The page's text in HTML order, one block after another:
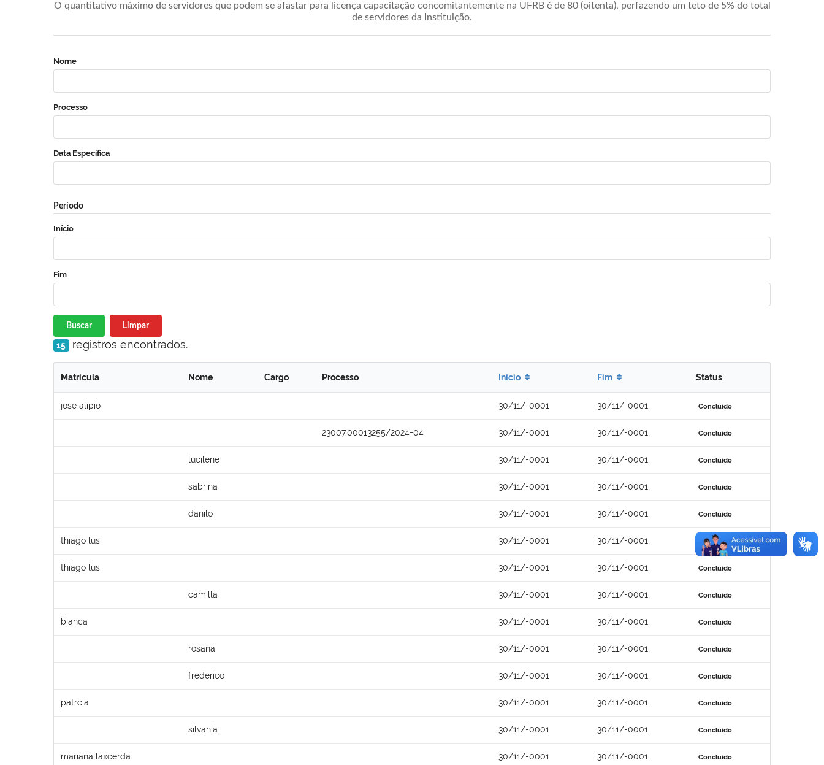
O quantitativo máximo de servidores que podem se afastar para licença capacitação concomitantemente na UFRB é de 80 (oitenta), perfazendo um teto de 5% do total
de servidores da Instituição.
Nome
Processo
Data Específica
Período
Início
Fim
Buscar Limpar
15 registros encontrados.
Matrícula Nome Cargo Processo Início Fim Status
jose alipio 30/11/-0001 30/11/-0001 Concluído
23007.00013255/2024-04 30/11/-0001 30/11/-0001 Concluído
lucilene 30/11/-0001 30/11/-0001 Concluído
sabrina 30/11/-0001 30/11/-0001 Concluído
danilo 30/11/-0001 30/11/-0001 Concluído
thiago lus 30/11/-0001 30/11/-0001 Concluído
thiago lus 30/11/-0001 30/11/-0001 Concluído
camilla 30/11/-0001 30/11/-0001 Concluído
bianca 30/11/-0001 30/11/-0001 Concluído
rosana 30/11/-0001 30/11/-0001 Concluído
frederico 30/11/-0001 30/11/-0001 Concluído
patrcia 30/11/-0001 30/11/-0001 Concluído
silvania 30/11/-0001 30/11/-0001 Concluído
mariana laxcerda 30/11/-0001 30/11/-0001 Concluído